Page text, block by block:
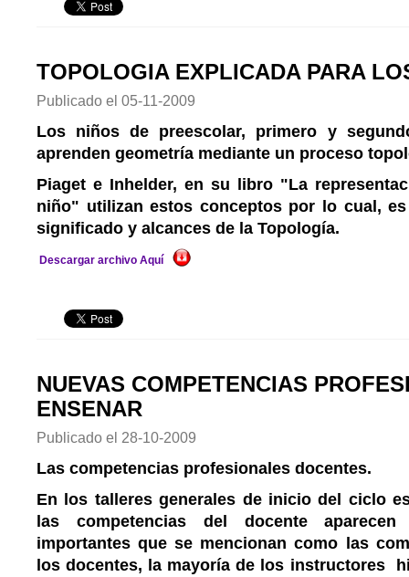
TOPOLOGIA EXPLICADA PARA
Publicado el 05-11-2009
Los niños de preescolar, primero y
aprenden geometría mediante un proceso
Piaget e Inhelder, en su libro "La
niño" utilizan estos conceptos por lo cual,
significado y alcances de la Topología.
Descargar archivo Aquí
NUEVAS COMPETENCIAS
ENSENAR
Publicado el 28-10-2009
Las competencias profesionales docentes.
En los talleres generales de inicio del ciclo
las competencias del docente
importantes que se mencionan como las
los docentes, la mayoría de los instructores